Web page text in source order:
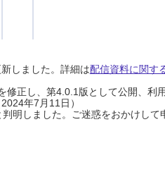
しました。詳細は配信資料に関す
正し、第4.0.1版として公開、利
年7月11日）
明しました。ご迷惑をおかけして